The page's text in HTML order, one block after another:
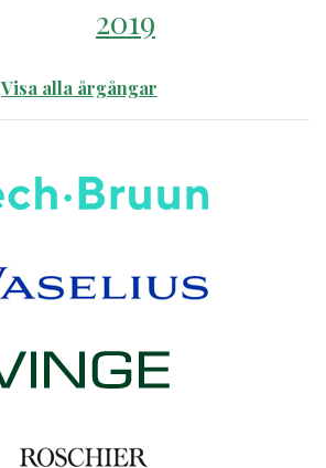
2019
Visa alla årgångar